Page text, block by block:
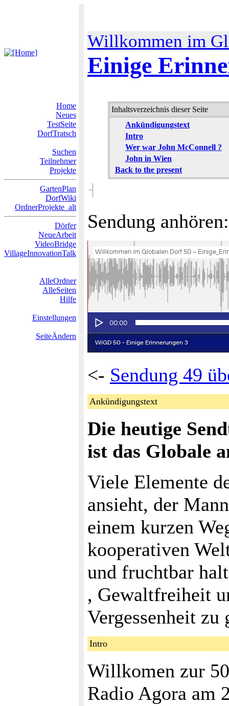
Willkommen im
Einige
Home
Neues
TestSeite
DorfTratsch
Suchen
Teilnehmer
Projekte
GartenPlan
DorfWiki
OrdnerProjekte_alt
Dörfer
NeueArbeit
VideoBridge
VillageInnovationTalk
AlleOrdner
AlleSeiten
Hilfe
Einstellungen
SeiteÄndern
Inhaltsverzeichnis dieser Seite
Ankündigungstext
Intro
Wer war John McConnell ?
John in Wien
Back to the present
˧
Sendung
<- Sendung 49
Ankündigungstext
Die heutige
ist das Globale
Viele Elemente
ansieht, der
einem kurzen
kooperativen
und fruchtbar
, Gewaltfreiheit
Vergessenheit
Intro
Willkomen zur
Radio Agora am